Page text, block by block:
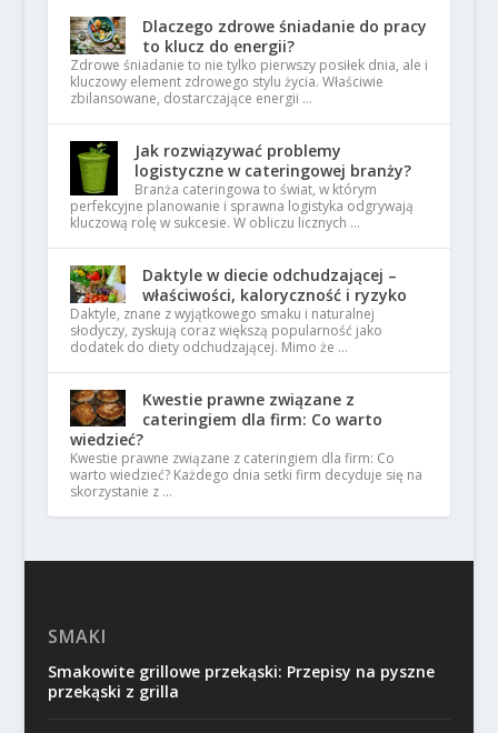
Dlaczego zdrowe śniadanie do pracy
to klucz do energii?
Zdrowe śniadanie to nie tylko pierwszy posiłek dnia, ale i
kluczowy element zdrowego stylu życia. Właściwie
zbilansowane, dostarczające energii …
Jak rozwiązywać problemy
logistyczne w cateringowej branży?
Branża cateringowa to świat, w którym
perfekcyjne planowanie i sprawna logistyka odgrywają
kluczową rolę w sukcesie. W obliczu licznych …
Daktyle w diecie odchudzającej –
właściwości, kaloryczność i ryzyko
Daktyle, znane z wyjątkowego smaku i naturalnej
słodyczy, zyskują coraz większą popularność jako
dodatek do diety odchudzającej. Mimo że …
Kwestie prawne związane z
cateringiem dla firm: Co warto
wiedzieć?
Kwestie prawne związane z cateringiem dla firm: Co
warto wiedzieć? Każdego dnia setki firm decyduje się na
skorzystanie z …
SMAKI
Smakowite grillowe przekąski: Przepisy na pyszne
przekąski z grilla